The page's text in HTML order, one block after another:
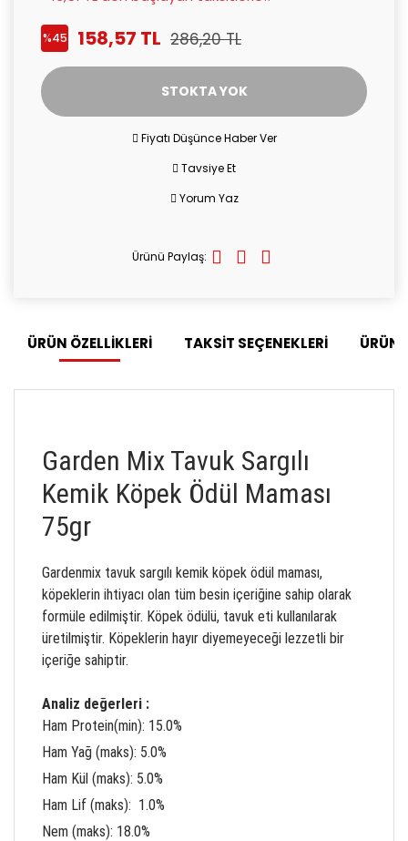
%45 158,57 TL 286,20 TL
STOKTA YOK
Fiyatı Düşünce Haber Ver
Tavsiye Et
Yorum Yaz
Ürünü Paylaş:
ÜRÜN ÖZELLİKLERİ TAKSİT SEÇENEKLERİ ÜRÜN
Garden Mix Tavuk Sargılı
Kemik Köpek Ödül Maması
75gr
Gardenmix tavuk sargılı kemik köpek ödül maması,
köpeklerin ihtiyacı olan tüm besin içeriğine sahip olarak
formüle edilmiştir. Köpek ödülü, tavuk eti kullanılarak
üretilmiştir. Köpeklerin hayır diyemeyeceği lezzetli bir
içeriğe sahiptir.
Analiz değerleri :
Ham Protein(min): 15.0%
Ham Yağ (maks): 5.0%
Ham Kül (maks): 5.0%
Ham Lif (maks): 1.0%
Nem (maks): 18.0%